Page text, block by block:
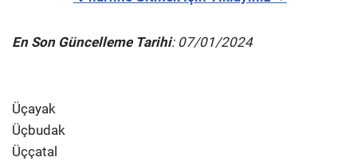
En Son Güncelleme Tarihi: 07/01/2024
Üçayak
Üçbudak
Üççatal